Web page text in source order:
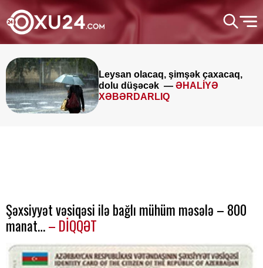
Leysan olacaq, şimşək çaxacaq,
dolu düşəcək — ƏHALİYƏ
XƏBƏRDARLIQ
Şəxsiyyət vəsiqəsi ilə bağlı mühüm məsələ – 800
manat…– DİQQƏT